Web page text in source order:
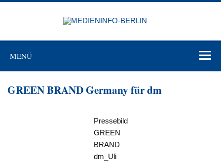
Zum
MENÜ
GREEN BRAND Germany für dm
Pressebild
GREEN
BRAND
dm_Uli